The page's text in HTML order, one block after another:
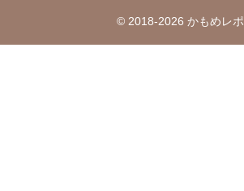
© 2018-2026 かもめレポ.